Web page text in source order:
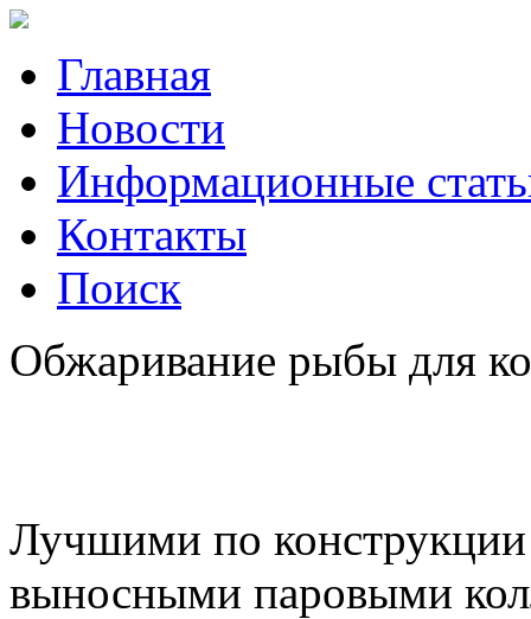
Главная
Новости
Информационные
Контакты
Поиск
Обжаривание рыбы для
Лучшими по конструкции
выносными паровыми